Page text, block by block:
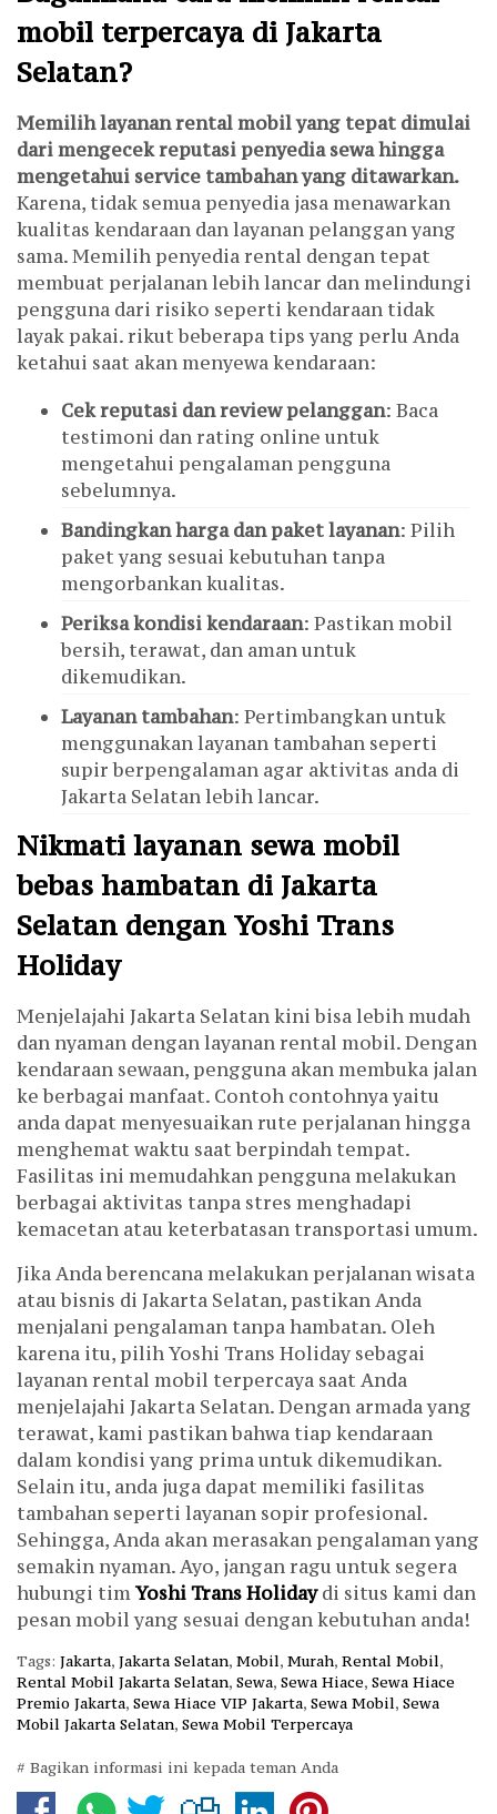
mobil terpercaya di Jakarta
Selatan?
Memilih layanan rental mobil yang tepat dimulai
dari mengecek reputasi penyedia sewa hingga
mengetahui service tambahan yang ditawarkan.
Karena, tidak semua penyedia jasa menawarkan
kualitas kendaraan dan layanan pelanggan yang
sama. Memilih penyedia rental dengan tepat
membuat perjalanan lebih lancar dan melindungi
pengguna dari risiko seperti kendaraan tidak
layak pakai. rikut beberapa tips yang perlu Anda
ketahui saat akan menyewa kendaraan:
Cek reputasi dan review pelanggan: Baca
testimoni dan rating online untuk
mengetahui pengalaman pengguna
sebelumnya.
Bandingkan harga dan paket layanan: Pilih
paket yang sesuai kebutuhan tanpa
mengorbankan kualitas.
Periksa kondisi kendaraan: Pastikan mobil
bersih, terawat, dan aman untuk
dikemudikan.
Layanan tambahan: Pertimbangkan untuk
menggunakan layanan tambahan seperti
supir berpengalaman agar aktivitas anda di
Jakarta Selatan lebih lancar.
Nikmati layanan sewa mobil
bebas hambatan di Jakarta
Selatan dengan Yoshi Trans
Holiday
Menjelajahi Jakarta Selatan kini bisa lebih mudah
dan nyaman dengan layanan rental mobil. Dengan
kendaraan sewaan, pengguna akan membuka jalan
ke berbagai manfaat. Contoh contohnya yaitu
anda dapat menyesuaikan rute perjalanan hingga
menghemat waktu saat berpindah tempat.
Fasilitas ini memudahkan pengguna melakukan
berbagai aktivitas tanpa stres menghadapi
kemacetan atau keterbatasan transportasi umum.
Jika Anda berencana melakukan perjalanan wisata
atau bisnis di Jakarta Selatan, pastikan Anda
menjalani pengalaman tanpa hambatan. Oleh
karena itu, pilih Yoshi Trans Holiday sebagai
layanan rental mobil terpercaya saat Anda
menjelajahi Jakarta Selatan. Dengan armada yang
terawat, kami pastikan bahwa tiap kendaraan
dalam kondisi yang prima untuk dikemudikan.
Selain itu, anda juga dapat memiliki fasilitas
tambahan seperti layanan sopir profesional.
Sehingga, Anda akan merasakan pengalaman yang
semakin nyaman. Ayo, jangan ragu untuk segera
hubungi timYoshi Trans Holidaydi situs kami dan
pesan mobil yang sesuai dengan kebutuhan anda!
Tags: Jakarta, Jakarta Selatan, Mobil, Murah, Rental Mobil,
Rental Mobil Jakarta Selatan, Sewa, Sewa Hiace, Sewa Hiace
Premio Jakarta, Sewa Hiace VIP Jakarta, Sewa Mobil, Sewa
Mobil Jakarta Selatan, Sewa Mobil Terpercaya
# Bagikan informasi ini kepada teman Anda